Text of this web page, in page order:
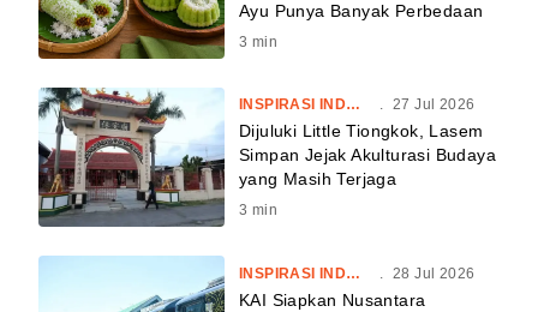
Ayu Punya Banyak Perbedaan
3 min
INSPIRASI INDONESIA . 27 Jul 2026
Dijuluki Little Tiongkok, Lasem
Simpan Jejak Akulturasi Budaya
yang Masih Terjaga
3 min
INSPIRASI INDONESIA 28 Jul 2026
KAI Siapkan Nusantara